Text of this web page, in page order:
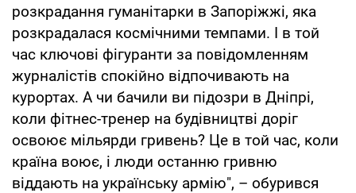
розкрадання гуманітарки в Запоріжжі, яка
розкрадалася космічними темпами. І в той
час ключові фігуранти за повідомленням
журналістів спокійно відпочивають на
курортах. А чи бачили ви підозри в Дніпрі,
коли фітнес-тренер на будівництві доріг
освоює мільярди гривень? Це в той час, коли
країна воює, і люди останню гривню
віддають на українську армію", – обурився